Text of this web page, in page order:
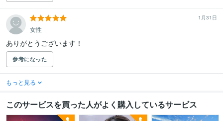
1月31日
女性
ありがとうございます‪‪！
参考になった
もっと見る
このサービスを買った人がよく購入しているサービス